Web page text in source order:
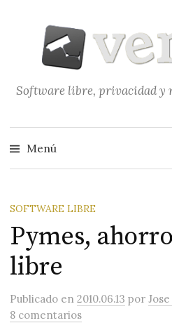
contenido
Software libre, privacidad y
Menú
SOFTWARE LIBRE
Pymes,
libre
Publicado en2010.06.13 por
8 comentarios